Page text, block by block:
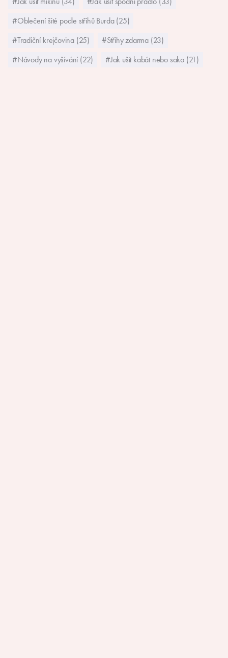
#Oblečení šité podle střihů Burda (25)
#Tradiční krejčovina (25)
#Střihy zdarma (23)
#Návody na vyšívání (22)
#Jak ušít kabát nebo sako (21)